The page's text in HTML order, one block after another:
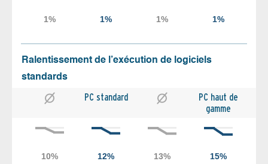
Ralentissement de l’exécution de logiciels
standards
PC standard
PC haut de
gamme